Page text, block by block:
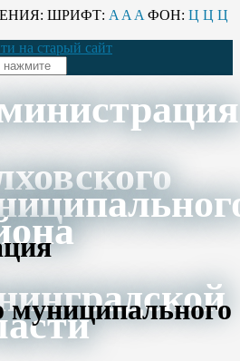
ШРИФТ: A A A ФОН: Ц Ц Ц
на старый сайт
муниципального